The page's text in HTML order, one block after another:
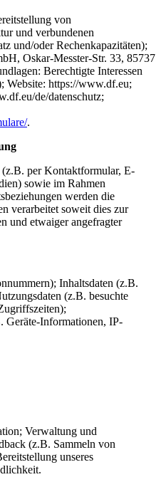
von
und verbundenen
und/oder Rechenkapazitäten);
Oskar-Messter-Str. 33, 85737
Berechtigte Interessen
https://www.df.eu;
de/datenschutz;
.
per Kontaktformular, E-
sowie im Rahmen
werden die
verarbeitet soweit dies zur
und etwaiger angefragter
Inhaltsdaten (z.B.
(z.B. besuchte
Geräte-Informationen, IP-
Verwaltung und
(z.B. Sammeln von
unseres